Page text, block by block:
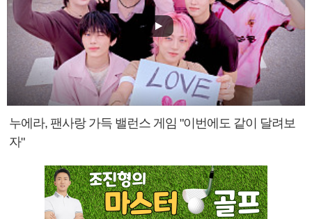
누에라, 팬사랑 가득 밸런스 게임 "이번에도 같이 달려보
자"